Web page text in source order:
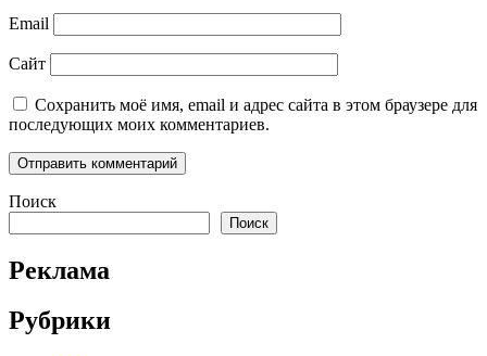
Email
Сайт
Сохранить моё имя, email и адрес сайта в этом браузере для
последующих моих комментариев.
Поиск
Поиск
Реклама
Рубрики